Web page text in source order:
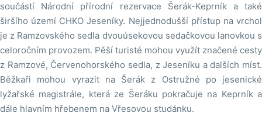
součástí Národní přírodní rezervace Šerák-Keprník a také
širšího území CHKO Jeseníky. Nejjednodušší přístup na vrchol
je z Ramzovského sedla dvouúsekovou sedačkovou lanovkou s
celoročním provozem. Pěší turisté mohou využít značené cesty
z Ramzové, Červenohorského sedla, z Jeseníku a dalších míst.
Běžkaři mohou vyrazit na Šerák z Ostružné po jesenické
lyžařské magistrále, která ze Šeráku pokračuje na Keprník a
dále hlavním hřebenem na Vřesovou studánku.